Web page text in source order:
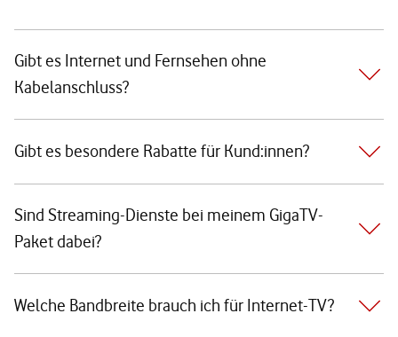
Gibt es Internet und Fernsehen ohne
Kabelanschluss?
Gibt es besondere Rabatte für Kund:innen?
Sind Streaming-Dienste bei meinem GigaTV-
Paket dabei?
Welche Bandbreite brauch ich für Internet-TV?